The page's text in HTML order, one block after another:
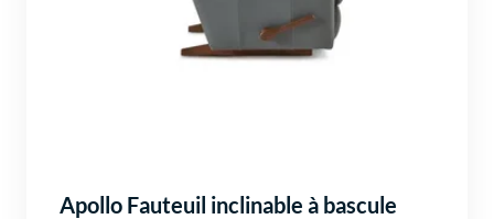
Apollo Fauteuil inclinable à bascule